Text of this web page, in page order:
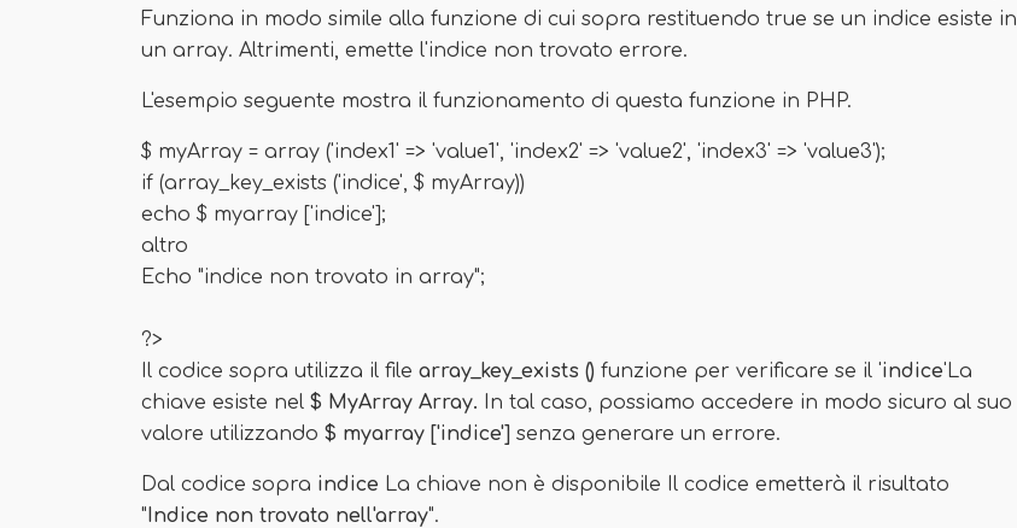
Funziona in modo simile alla funzione di cui sopra restituendo true se un indice esiste in
un array. Altrimenti, emette l'indice non trovato errore.
L'esempio seguente mostra il funzionamento di questa funzione in PHP.
$ myArray = array ('index1' => 'value1', 'index2' => 'value2', 'index3' => 'value3');
if (array_key_exists ('indice', $ myArray))
echo $ myarray ['indice'];
altro
Echo "indice non trovato in array";
?>
Il codice sopra utilizza il file array_key_exists () funzione per verificare se il 'indice'La
chiave esiste nel $ MyArray Array. In tal caso, possiamo accedere in modo sicuro al suo
valore utilizzando $ myarray ['indice'] senza generare un errore.
Dal codice sopra indice La chiave non è disponibile Il codice emetterà il risultato
"Indice non trovato nell'array".